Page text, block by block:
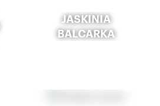
JASKINIA
BALCARKA